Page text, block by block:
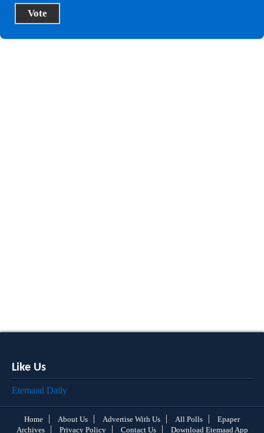
Like Us
Etemaad Daily
Home About Us Advertise With Us All Polls
Epaper
Archives
Privacy Policy Contact Us Download Etemaad App